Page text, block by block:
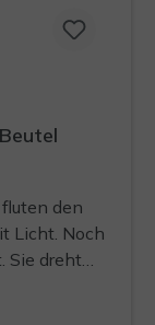
den
Licht. Noch
Sie dreht
eine kleine